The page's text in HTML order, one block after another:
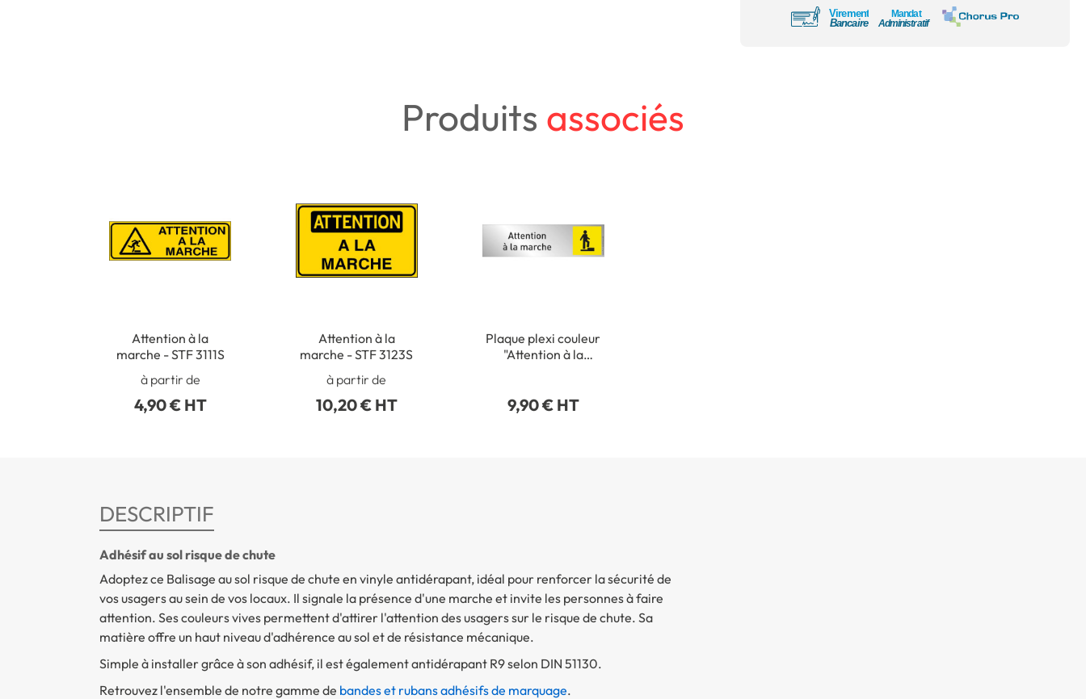
Produits associés
Attention à la
marche - STF 3111S
à partir de
4,90 € HT
Attention à la
marche - STF 3123S
à partir de
10,20 € HT
Plaque plexi couleur
"Attention à la
9,90 € HT
DESCRIPTIF
Adhésif au sol risque de chute
Adoptez ce Balisage au sol risque de chute en vinyle antidérapant, idéal pour renforcer la sécurité de
vos usagers au sein de vos locaux. Il signale la présence d'une marche et invite les personnes à faire
attention. Ses couleurs vives permettent d'attirer l'attention des usagers sur le risque de chute. Sa
matière offre un haut niveau d'adhérence au sol et de résistance mécanique.
Simple à installer grâce à son adhésif, il est également antidérapant R9 selon DIN 51130.
Retrouvez l'ensemble de notre gamme de bandes et rubans adhésifs de marquage.